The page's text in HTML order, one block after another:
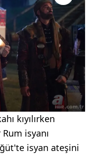
kıyılırken
isyanı
isyan ateşini